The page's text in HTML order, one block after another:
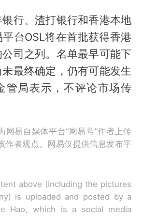
行、渣打银行和香港本地
台OSL将在首批获得香港
司之列。名单最早可能下
最终确定，仍有可能发生
管局表示，不评论市场传
网易自媒体平台“网易号”作者上传
作者观点。网易仅提供信息发布平
above (including the pictures
is uploaded and posted by a
Hao, which is a social media